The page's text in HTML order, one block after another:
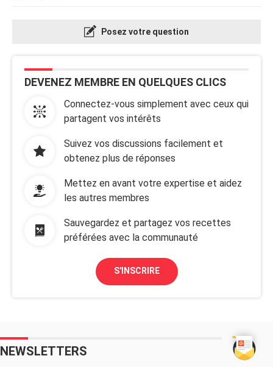
Posez votre question
DEVENEZ MEMBRE EN QUELQUES CLICS
Connectez-vous simplement avec ceux qui
partagent vos intérêts
Suivez vos discussions facilement et
obtenez plus de réponses
Mettez en avant votre expertise et aidez
les autres membres
Sauvegardez et partagez vos recettes
préférées avec la communauté
S'INSCRIRE
NEWSLETTERS